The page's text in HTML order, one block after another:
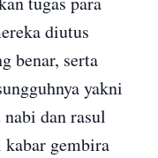
diutus
benar, serta
yakni
dan rasul
gembira